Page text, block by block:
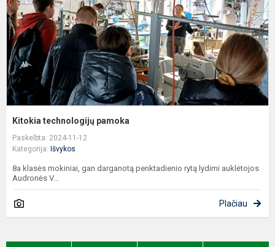
Kitokia technologijų pamoka
Paskelbta: 2024-11-12
Kategorija: Išvykos
8a klasės mokiniai, gan darganotą penktadienio rytą lydimi auklėtojos
Audronės V...
Plačiau